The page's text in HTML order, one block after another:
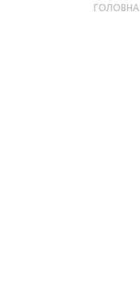
ГОЛОВНА